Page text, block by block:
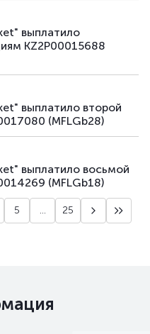
выплатило
KZ2P00015688
выплатило второй
(MFLGb28)
выплатило восьмой
(MFLGb18)
5 ... 25